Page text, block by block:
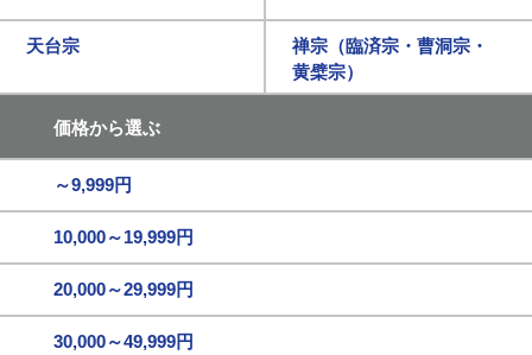
天台宗
禅宗（臨済宗・曹洞宗・
黄檗宗）
価格から選ぶ
～9,999円
10,000～19,999円
20,000～29,999円
30,000～49,999円